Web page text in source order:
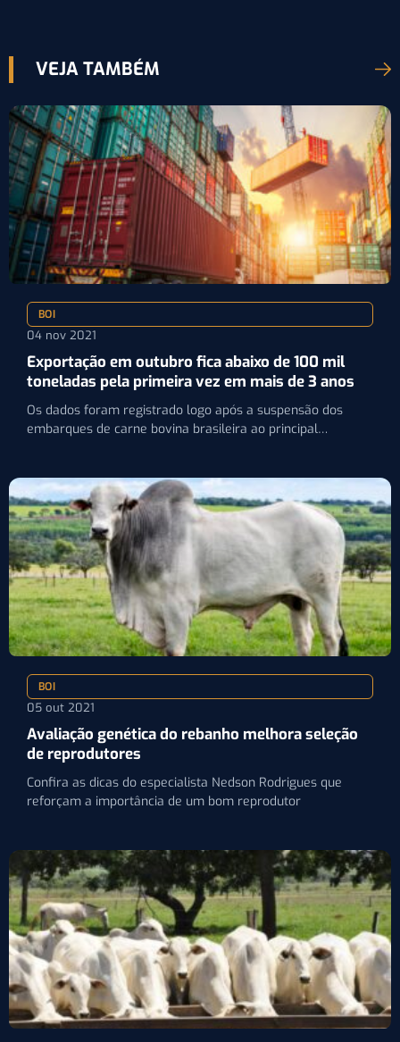
VEJA TAMBÉM
BOI
04 nov 2021
Exportação em outubro fica abaixo de 100 mil
toneladas pela primeira vez em mais de 3 anos
Os dados foram registrado logo após a suspensão dos
embarques de carne bovina brasileira ao principal
BOI
05 out 2021
Avaliação genética do rebanho melhora seleção
de reprodutores
Confira as dicas do especialista Nedson Rodrigues que
reforçam a importância de um bom reprodutor